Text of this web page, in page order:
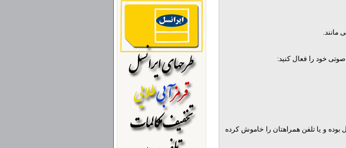
خود را فعال کنید:
و يا تلفن همراهتان را خاموش كرده